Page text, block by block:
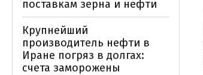
поставкам зерна и нефти
Крупнейший
производитель нефти в
Иране погряз в долгах:
счета заморожены